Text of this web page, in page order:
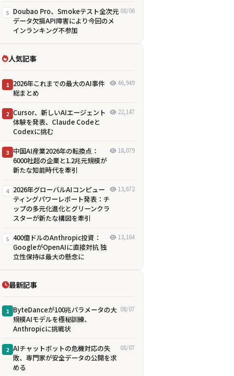
5 Doubao Pro、Smokeテスト全次元
データ欠損――API障害により今回のメ
インランキング不参加
08/06
人気記事
1 2026年これまでの最大のAI事件
総まとめ
46,949
2 Cursor、新しいAIエージェント
体験を発表、Claude Codeと
Codexに挑む
22,147
3 中国AI産業2026年の転換点：
6000社超の企業と1.2兆元規模が
新たな知能時代を牽引
18,079
4 2026年グローバルAIコンピュー
ティングパワーレポート発表：チ
ップの多元化進化とグリーンクラ
スターが新たな構図を牽引
13,672
5 400億ドルのAnthropic投資：
GoogleがOpenAIに直接対抗 独
立性保持は最大の懸念に
13,164
最新記事
1 ByteDanceが100兆パラメータの大
規模AIモデルを極秘訓練、
Anthropicに挑戦状
08/07
2 AIチャットボットの危機対応の失
敗、専門家が安全データの公開を求
める
08/07